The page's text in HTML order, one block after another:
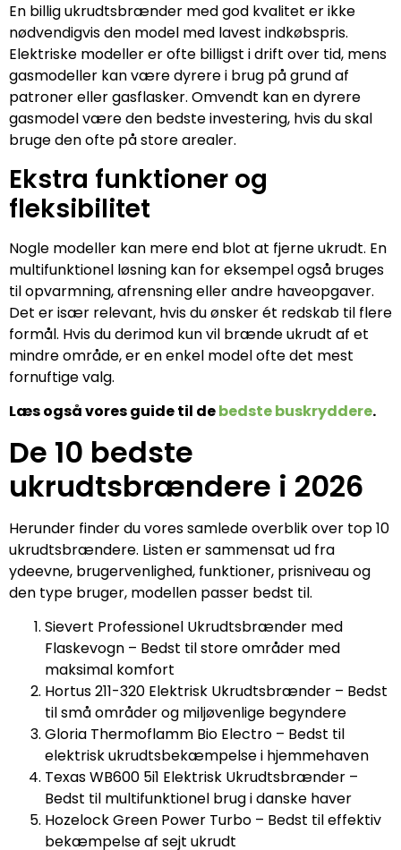
En billig ukrudtsbrænder med god kvalitet er ikke
nødvendigvis den model med lavest indkøbspris.
Elektriske modeller er ofte billigst i drift over tid, mens
gasmodeller kan være dyrere i brug på grund af
patroner eller gasflasker. Omvendt kan en dyrere
gasmodel være den bedste investering, hvis du skal
bruge den ofte på store arealer.
Ekstra funktioner og
fleksibilitet
Nogle modeller kan mere end blot at fjerne ukrudt. En
multifunktionel løsning kan for eksempel også bruges
til opvarmning, afrensning eller andre haveopgaver.
Det er især relevant, hvis du ønsker ét redskab til flere
formål. Hvis du derimod kun vil brænde ukrudt af et
mindre område, er en enkel model ofte det mest
fornuftige valg.
Læs også vores guide til debedste buskryddere.
De 10 bedste
ukrudtsbrændere i 2026
Herunder finder du vores samlede overblik over top 10
ukrudtsbrændere. Listen er sammensat ud fra
ydeevne, brugervenlighed, funktioner, prisniveau og
den type bruger, modellen passer bedst til.
Sievert Professionel Ukrudtsbrænder med
Flaskevogn – Bedst til store områder med
maksimal komfort
Hortus 211-320 Elektrisk Ukrudtsbrænder – Bedst
til små områder og miljøvenlige begyndere
Gloria Thermoflamm Bio Electro – Bedst til
elektrisk ukrudtsbekæmpelse i hjemmehaven
Texas WB600 5i1 Elektrisk Ukrudtsbrænder –
Bedst til multifunktionel brug i danske haver
Hozelock Green Power Turbo – Bedst til effektiv
bekæmpelse af sejt ukrudt